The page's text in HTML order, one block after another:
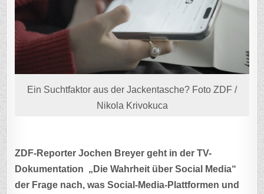
Ein Suchtfaktor aus der Jackentasche? Foto ZDF /
Nikola Krivokuca
ZDF-Reporter Jochen Breyer geht in der TV-
Dokumentation „Die Wahrheit über Social Media“
der Frage nach, was Social-Media-Plattformen und